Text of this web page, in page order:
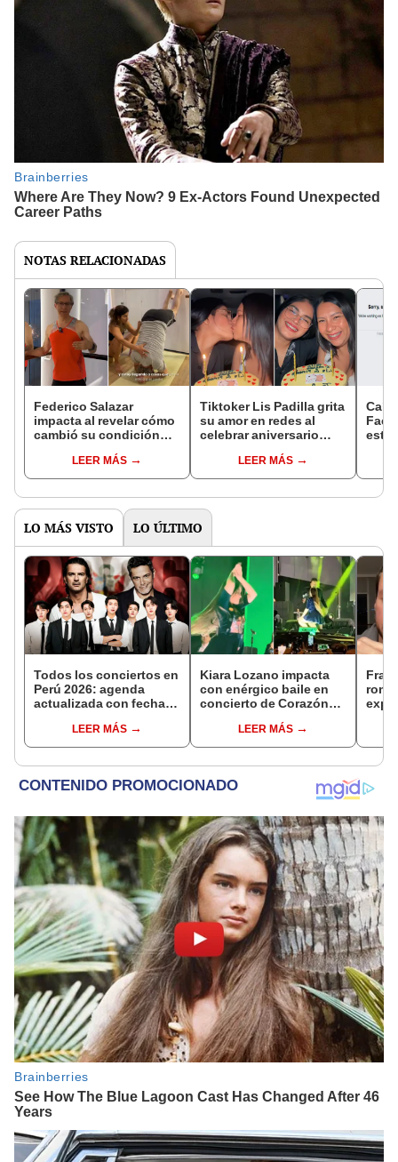
NOTAS RELACIONADAS
Federico Salazar
impacta al revelar cómo
cambió su condición
separación: "He soltado
esas cargas"
LEER MÁS
Tiktoker Lis Padilla grita
su amor en redes al
celebrar aniversario
esta historia siga
creciendo"
LEER MÁS
este
LO MÁS VISTO LO ÚLTIMO
Todos los conciertos en
Perú 2026: agenda
actualizada con fechas,
LEER MÁS
Kiara Lozano impacta
con enérgico baile en
concierto de Corazón
dicen: “Odiada y amada,
pero jamás olvidada”
LEER MÁS